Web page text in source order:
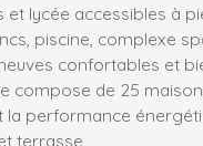
et lycée accessibles à
piscine, complexe
confortables et
compose de 25
performance
terrasse